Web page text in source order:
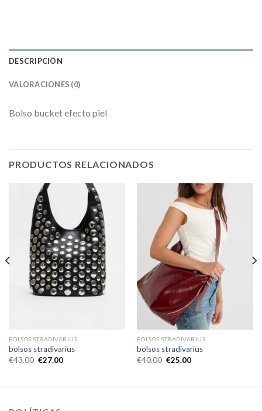
DESCRIPCIÓN
VALORACIONES (0)
Bolso bucket efecto piel
PRODUCTOS RELACIONADOS
BOLSOS STRADIVARIUS
bolsos stradivarius
€43.00 €27.00
BOLSOS STRADIVARIUS
bolsos stradivarius
€40.00 €25.00